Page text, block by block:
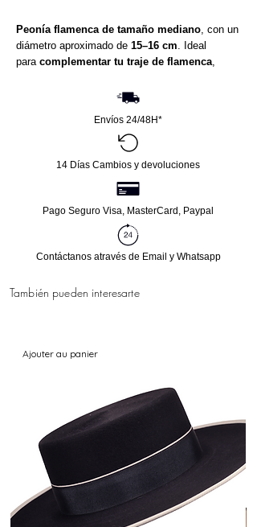
Peonía flamenca de tamaño mediano, con un
diámetro aproximado de 15–16 cm. Ideal
para complementar tu traje de flamenca,
a tu peinado o look flamenco.
Envíos 24/48H*
14 Días Cambios y devoluciones
Pago Seguro Visa, MasterCard, Paypal
Contáctanos através de Email y Whatsapp
También pueden interesarte
Ajouter au panier